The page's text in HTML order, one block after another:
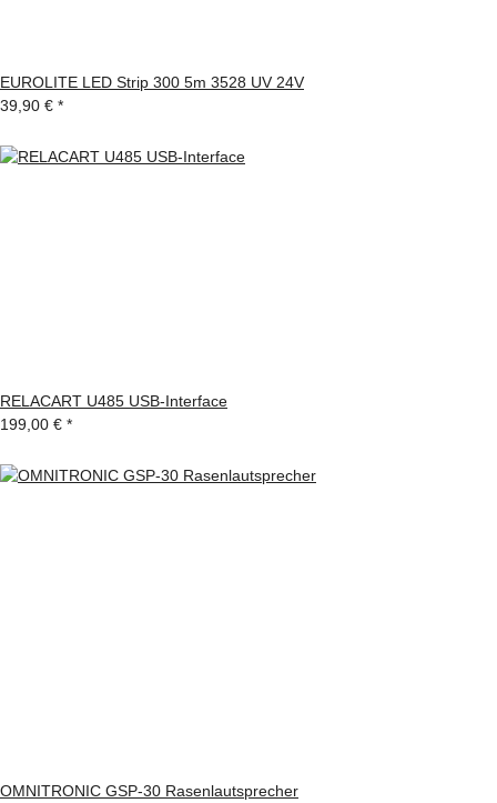
EUROLITE LED Strip 300 5m 3528 UV 24V
39,90 € *
RELACART U485 USB-Interface
199,00 € *
OMNITRONIC GSP-30 Rasenlautsprecher